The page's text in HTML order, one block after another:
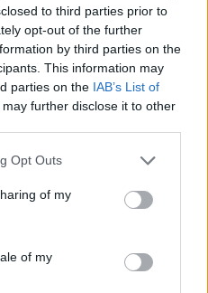
to third parties prior to
opt-out of the further
by third parties on the
This information may
parties on the IAB’s List of
may further disclose it to other
Opt Outs
of my
of my
láthattunk egy
még nincsen beárazva
Az uniós források
nem lesz forinterősítő
majd" azt a
a magyar
után gyökeresen
és a célok. Merre tart a
szembe a nemzetközi
idei kiemelt
legfontosabb